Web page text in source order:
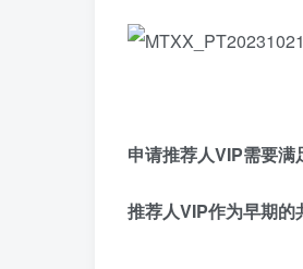
申请推荐人VIP需要满
推荐人VIP作为早期的